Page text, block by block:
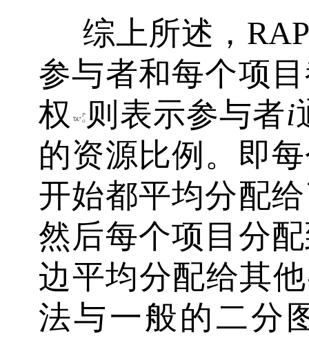
综上所述，
参与者和每个项
权
则表示参与者i
的资源比例。即
开始都平均分配
然后每个项目分
边平均分配给其
法与一般的二分